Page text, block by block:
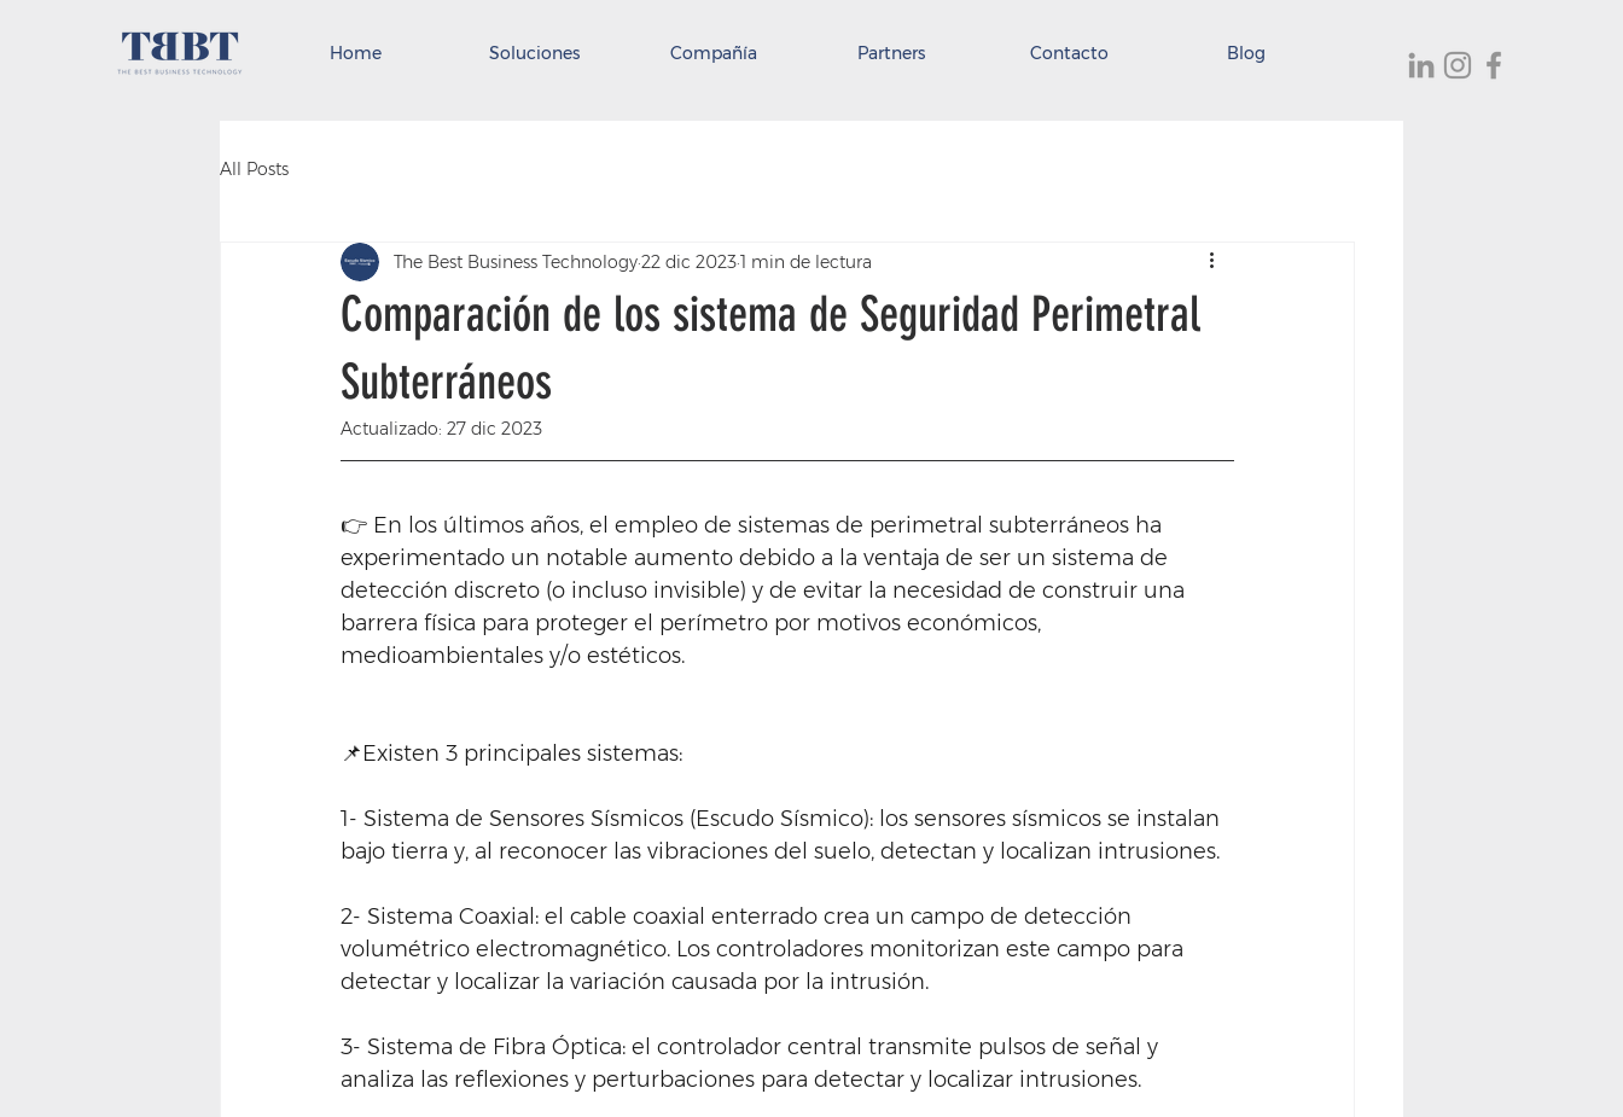
Home Soluciones Compañía Partners Contacto Blog
All Posts
Comparación de los sistema de Seguridad Perimetral
Subterráneos
The Best Business Technology22 dic 20231 min de lectura
Actualizado: 27 dic 2023
👉 En los últimos años, el empleo de sistemas de perimetral subterráneos ha
experimentado un notable aumento debido a la ventaja de ser un sistema de
detección discreto (o incluso invisible) y de evitar la necesidad de construir una
barrera física para proteger el perímetro por motivos económicos,
medioambientales y/o estéticos.
📌Existen 3 principales sistemas:
1- Sistema de Sensores Sísmicos (Escudo Sísmico): los sensores sísmicos se instalan
bajo tierra y, al reconocer las vibraciones del suelo, detectan y localizan intrusiones.
2- Sistema Coaxial: el cable coaxial enterrado crea un campo de detección
volumétrico electromagnético. Los controladores monitorizan este campo para
detectar y localizar la variación causada por la intrusión.
3- Sistema de Fibra Óptica: el controlador central transmite pulsos de señal y
analiza las reflexiones y perturbaciones para detectar y localizar intrusiones.